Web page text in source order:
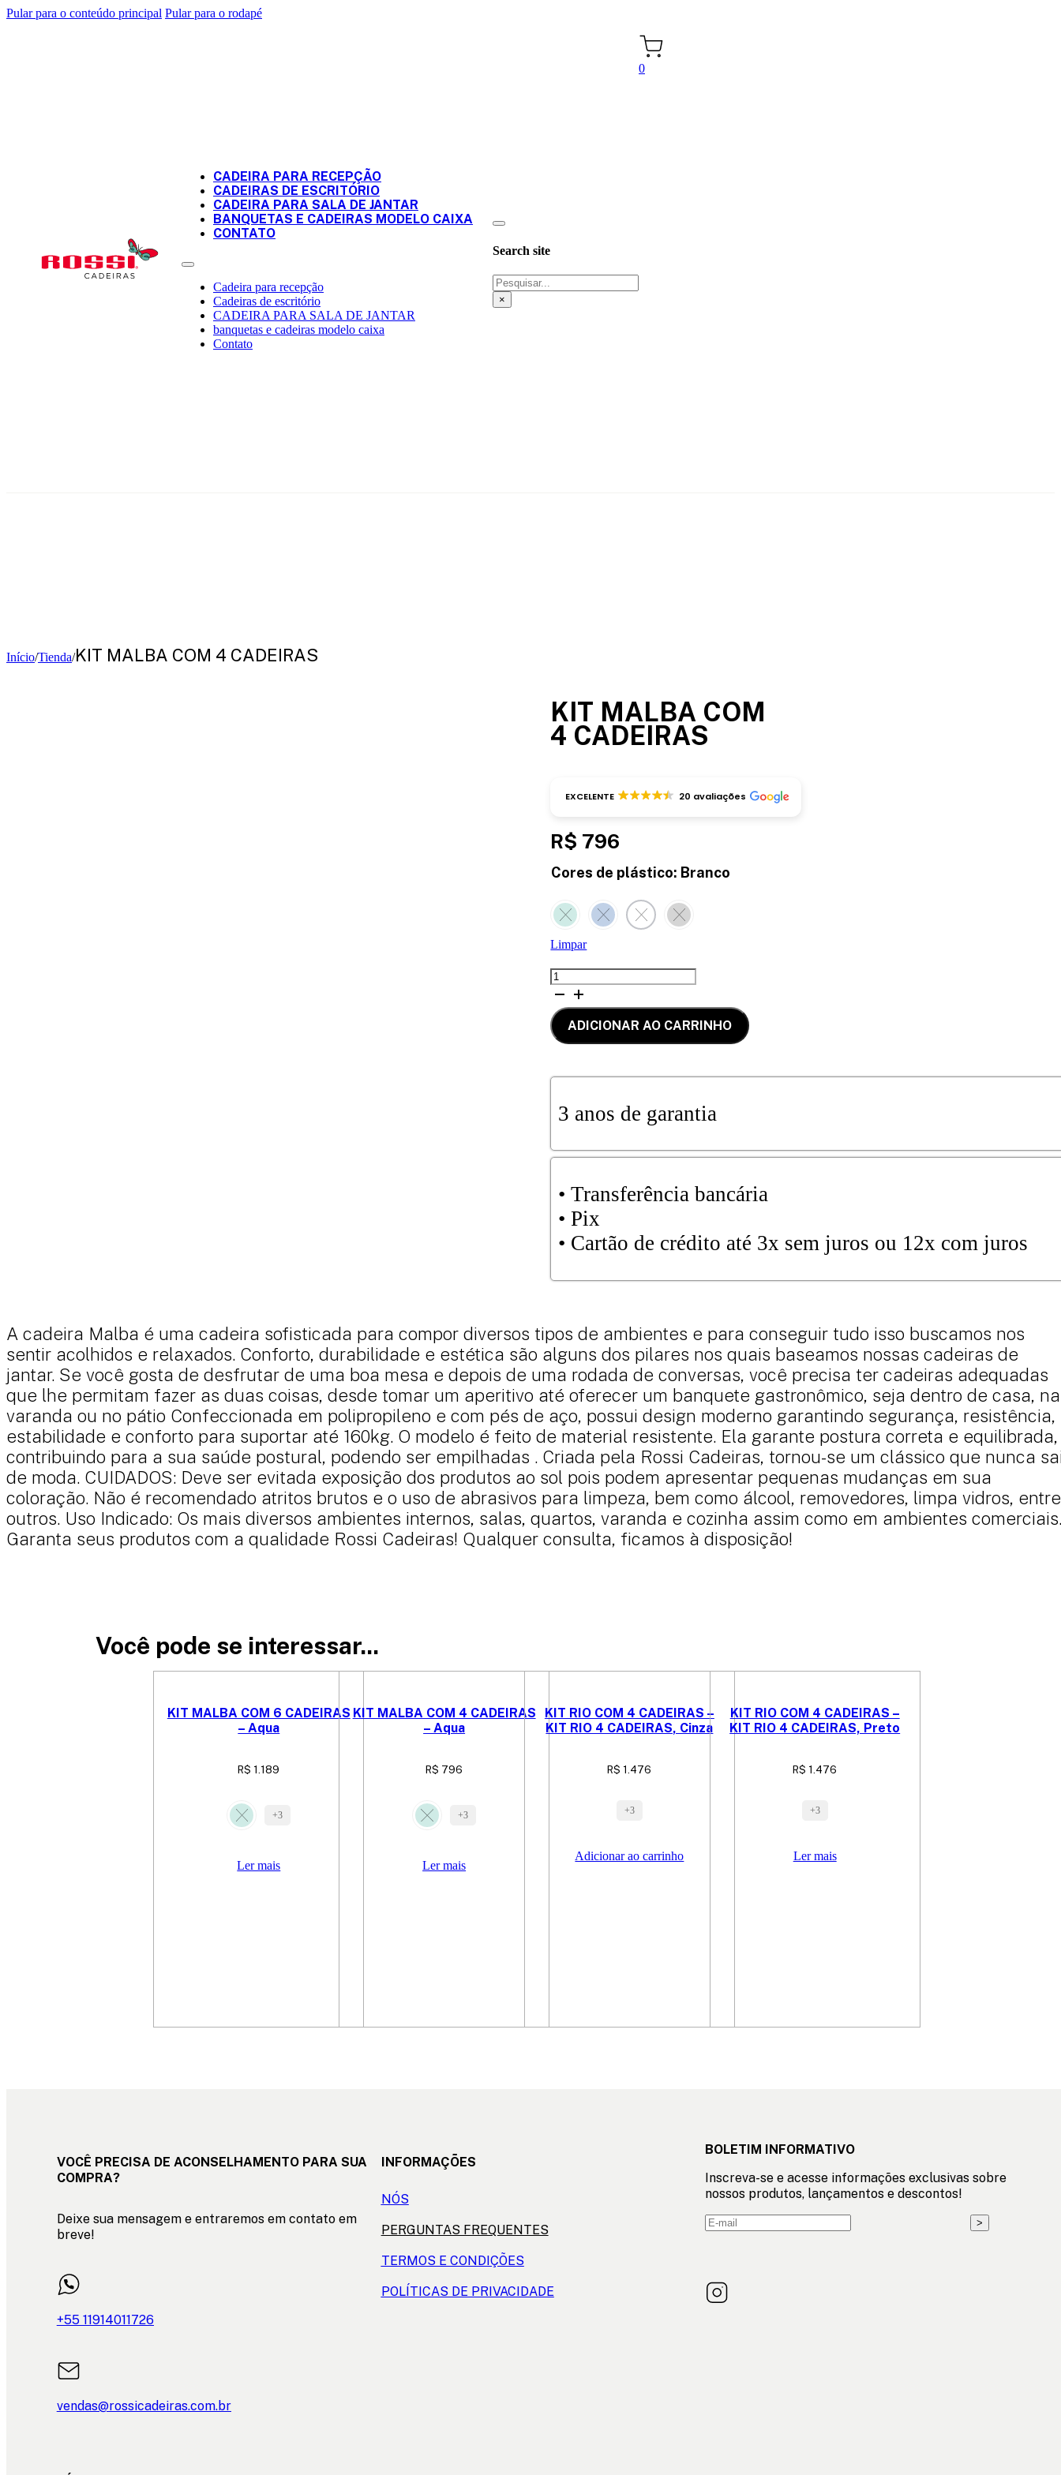
Pular para o conteúdo principal Pular para o rodapé
CADEIRA PARA RECEPÇÃO
CADEIRAS DE ESCRITÓRIO
CADEIRA PARA SALA DE JANTAR
BANQUETAS E CADEIRAS MODELO CAIXA
CONTATO
Cadeira para recepção
Cadeiras de escritório
CADEIRA PARA SALA DE JANTAR
banquetas e cadeiras modelo caixa
Contato
Search site
Pesquisar
×
0
Início/Tienda/KIT MALBA COM 4 CADEIRAS
KIT MALBA COM
4 CADEIRAS
EXCELENTE 20 avaliações
R$ 796
Cores de plástico: Branco
Limpar
KIT
MALBA
COM
4
CADEIRAS
quantidade
ADICIONAR AO CARRINHO
3 anos de garantia
•⁠⁠ Transferência bancária
⁠⁠•⁠ Pix
•⁠ ⁠Cartão de crédito até 3x sem juros ou 12x com juros
A cadeira Malba é uma cadeira sofisticada para compor diversos tipos de ambientes e para conseguir tudo isso buscamos nos
sentir acolhidos e relaxados. Conforto, durabilidade e estética são alguns dos pilares nos quais baseamos nossas cadeiras de
jantar. Se você gosta de desfrutar de uma boa mesa e depois de uma rodada de conversas, você precisa ter cadeiras adequadas
que lhe permitam fazer as duas coisas, desde tomar um aperitivo até oferecer um banquete gastronômico, seja dentro de casa, na
varanda ou no pátio Confeccionada em polipropileno e com pés de aço, possui design moderno garantindo segurança, resistência,
estabilidade e conforto para suportar até 160kg. O modelo é feito de material resistente. Ela garante postura correta e equilibrada,
contribuindo para a sua saúde postural, podendo ser empilhadas . Criada pela Rossi Cadeiras, tornou-se um clássico que nunca
de moda. CUIDADOS: Deve ser evitada exposição dos produtos ao sol pois podem apresentar pequenas mudanças em sua
coloração. Não é recomendado atritos brutos e o uso de abrasivos para limpeza, bem como álcool, removedores, limpa vidros, entre
outros. Uso Indicado: Os mais diversos ambientes internos, salas, quartos, varanda e cozinha assim como em ambientes comerciais.
Garanta seus produtos com a qualidade Rossi Cadeiras! Qualquer consulta, ficamos à disposição!
Você pode se interessar...
KIT MALBA COM 6 CADEIRAS
– Aqua
R$ 1.189
+3
Ler mais
KIT MALBA COM 4 CADEIRAS
– Aqua
R$ 796
+3
Ler mais
KIT RIO COM 4 CADEIRAS –
KIT RIO 4 CADEIRAS, Cinza
R$ 1.476
+3
Adicionar ao carrinho
KIT RIO COM 4 CADEIRAS –
KIT RIO 4 CADEIRAS, Preto
R$ 1.476
+3
Ler mais
VOCÊ PRECISA DE ACONSELHAMENTO PARA SUA
COMPRA?
Deixe sua mensagem e entraremos em contato em
breve!
+55 11914011726
vendas@rossicadeiras.com.br
INFORMAÇÕES
NÓS
PERGUNTAS FREQUENTES
TERMOS E CONDIÇÕES
POLÍTICAS DE PRIVACIDADE
BOLETIM INFORMATIVO
Inscreva-se e acesse informações exclusivas sobre
nossos produtos, lançamentos e descontos!
>